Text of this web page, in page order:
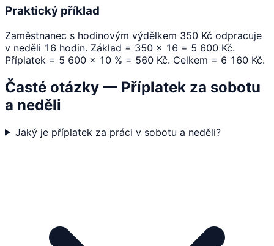
Praktický příklad
Zaměstnanec s hodinovým výdělkem 350 Kč odpracuje
v neděli 16 hodin. Základ = 350 × 16 = 5 600 Kč.
Příplatek = 5 600 × 10 % = 560 Kč. Celkem = 6 160 Kč.
Časté otázky — Příplatek za sobotu
a neděli
Jaký je příplatek za práci v sobotu a neděli?